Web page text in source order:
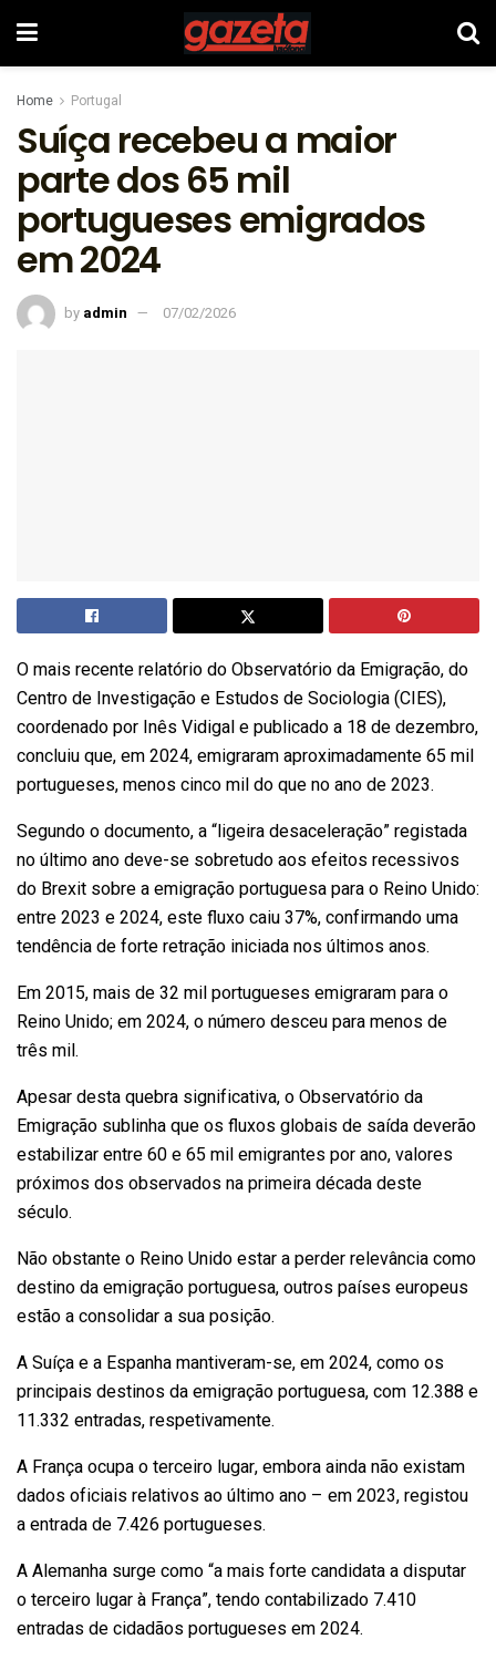
Home Portugal
Suíça recebeu a maior
parte dos 65 mil
portugueses emigrados
em 2024
by admin 07/02/2026
O mais recente relatório do Observatório da Emigração, do
Centro de Investigação e Estudos de Sociologia (CIES),
coordenado por Inês Vidigal e publicado a 18 de dezembro,
concluiu que, em 2024, emigraram aproximadamente 65 mil
portugueses, menos cinco mil do que no ano de 2023.
Segundo o documento, a “ligeira desaceleração” registada
no último ano deve-se sobretudo aos efeitos recessivos
do Brexit sobre a emigração portuguesa para o Reino Unido:
entre 2023 e 2024, este fluxo caiu 37%, confirmando uma
tendência de forte retração iniciada nos últimos anos.
Em 2015, mais de 32 mil portugueses emigraram para o
Reino Unido; em 2024, o número desceu para menos de
três mil.
Apesar desta quebra significativa, o Observatório da
Emigração sublinha que os fluxos globais de saída deverão
estabilizar entre 60 e 65 mil emigrantes por ano, valores
próximos dos observados na primeira década deste
século.
Não obstante o Reino Unido estar a perder relevância como
destino da emigração portuguesa, outros países europeus
estão a consolidar a sua posição.
A Suíça e a Espanha mantiveram-se, em 2024, como os
principais destinos da emigração portuguesa, com 12.388 e
11.332 entradas, respetivamente.
A França ocupa o terceiro lugar, embora ainda não existam
dados oficiais relativos ao último ano – em 2023, registou
a entrada de 7.426 portugueses.
A Alemanha surge como “a mais forte candidata a disputar
o terceiro lugar à França”, tendo contabilizado 7.410
entradas de cidadãos portugueses em 2024.